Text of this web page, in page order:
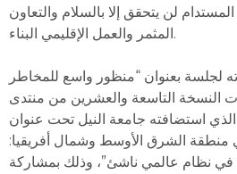
لن يتحقق إلا بالسلام والتعاون
المثمر والعمل الإقليمي البناء.
لجلسة بعنوان “منظور واسع للمخاطر
النسخة التاسعة والعشرين من منتدى
الذي استضافته جامعة النيل تحت عنوان
منطقة الشرق الأوسط وشمال أفريقيا:
في نظام عالمي ناشئ”، وذلك بمشاركة